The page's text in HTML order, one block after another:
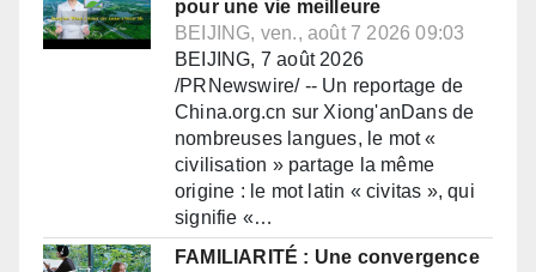
pour une vie meilleure
BEIJING, ven., août 7 2026 09:03
BEIJING, 7 août 2026
/PRNewswire/ -- Un reportage de
China.org.cn sur Xiong'anDans de
nombreuses langues, le mot «
civilisation » partage la même
origine : le mot latin « civitas », qui
signifie «…
FAMILIARITÉ : Une convergence